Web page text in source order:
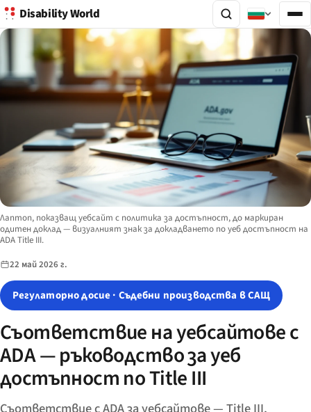
Disability World
Image description:
Лаптоп, показващ уебсайт с политика за достъпност, до маркиран
одитен доклад — визуалният знак за докладването по уеб достъпност на
ADA Title III.
22 май 2026 г.
Регулаторно досие · Съдебни производства в САЩ
Съответствие на уебсайтове с
ADA — ръководство за уеб
достъпност по Title III
Съответствие с ADA за уебсайтове — Title III,